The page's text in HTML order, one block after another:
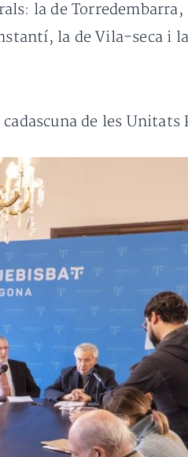
la de Torredembarra,
la de Vila-seca i
de les Unitats